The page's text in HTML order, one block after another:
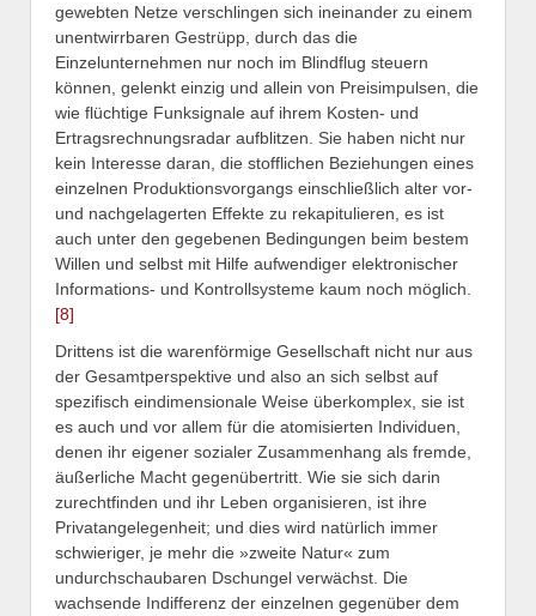
gewebten Netze verschlingen sich ineinander zu einem
unentwirrbaren Gestrüpp, durch das die
Einzelunternehmen nur noch im Blindflug steuern
können, gelenkt einzig und allein von Preisimpulsen, die
wie flüchtige Funksignale auf ihrem Kosten- und
Ertragsrechnungsradar aufblitzen. Sie haben nicht nur
kein Interesse daran, die stofflichen Beziehungen eines
einzelnen Produktionsvorgangs einschließlich alter vor-
und nachgelagerten Effekte zu rekapitulieren, es ist
auch unter den gegebenen Bedingungen beim bestem
Willen und selbst mit Hilfe aufwendiger elektronischer
Informations- und Kontrollsysteme kaum noch möglich.
[8]
Drittens ist die warenförmige Gesellschaft nicht nur aus
der Gesamtperspektive und also an sich selbst auf
spezifisch eindimensionale Weise überkomplex, sie ist
es auch und vor allem für die atomisierten Individuen,
denen ihr eigener sozialer Zusammenhang als fremde,
äußerliche Macht gegenübertritt. Wie sie sich darin
zurechtfinden und ihr Leben organisieren, ist ihre
Privatangelegenheit; und dies wird natürlich immer
schwieriger, je mehr die »zweite Natur« zum
undurchschaubaren Dschungel verwächst. Die
wachsende Indifferenz der einzelnen gegenüber dem